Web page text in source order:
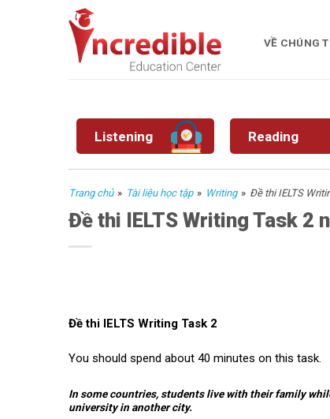
VỀ CHÚNG
Listening Reading
Trang chủ » Tài liệu học tập » Writing » Đề thi IELTS
Đề thi IELTS Writing Task 2
Đề thi IELTS Writing Task 2
You should spend about 40 minutes on this task.
In some countries, students live with their family
university in another city.